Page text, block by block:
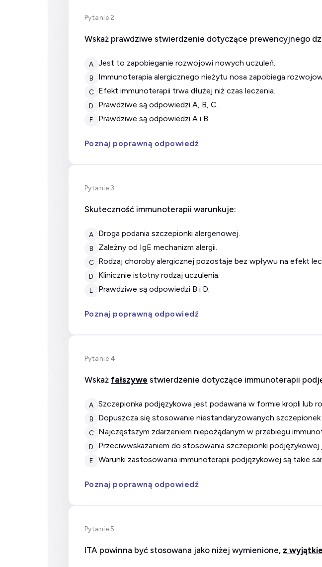
Pytanie 2
Wskaż prawdziwe stwierdzenie dotyczące prewencyjnego
A jest to zapobieganie rozwojowi nowych uczuleń.
B immunoterapia alergicznego nieżytu nosa zapobiega
C efekt immunoterapii trwa dłużej niż czas leczenia.
D prawdziwe są odpowiedzi A, B, C.
E prawdziwe są odpowiedzi A i B.
Poznaj poprawną odpowiedź
Pytanie 3
Skuteczność immunoterapii warunkuje:
A droga podania szczepionki alergenowej.
B zależny od IgE mechanizm alergii.
C rodzaj choroby alergicznej pozostaje bez wpływu na efekt
D klinicznie istotny rodzaj uczulenia.
E prawdziwe są odpowiedzi B i D.
Poznaj poprawną odpowiedź
Pytanie 4
Wskaż fałszywe stwierdzenie dotyczące immunoterapii
A szczepionka podjęzykowa jest podawana w formie kropli lub
B dopuszcza się stosowanie niestandaryzowanych
C najczęstszym zdarzeniem niepożądanym w przebiegu
D przeciwwskazaniem do stosowania szczepionki
E warunki zastosowania immunoterapii podjęzykowej są takie
Poznaj poprawną odpowiedź
Pytanie 5
ITA powinna być stosowana jako niżej wymienione, z